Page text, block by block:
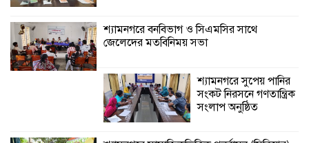
শ্যামনগরে বনবিভাগ ও সিএমসির সাথে
জেলেদের মতবিনিময় সভা
শ্যামনগরে সুপেয় পানির
সংকট নিরসনে গণতান্ত্রিক
সংলাপ অনুষ্ঠিত